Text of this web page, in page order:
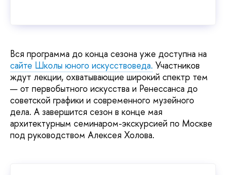
Вся программа до конца сезона уже доступна на
сайте Школы юного искусствоведа. Участников
ждут лекции, охватывающие широкий спектр тем
— от первобытного искусства и Ренессанса до
советской графики и современного музейного
дела. А завершится сезон в конце мая
архитектурным семинаром-экскурсией по Москве
под руководством Алексея Холова.